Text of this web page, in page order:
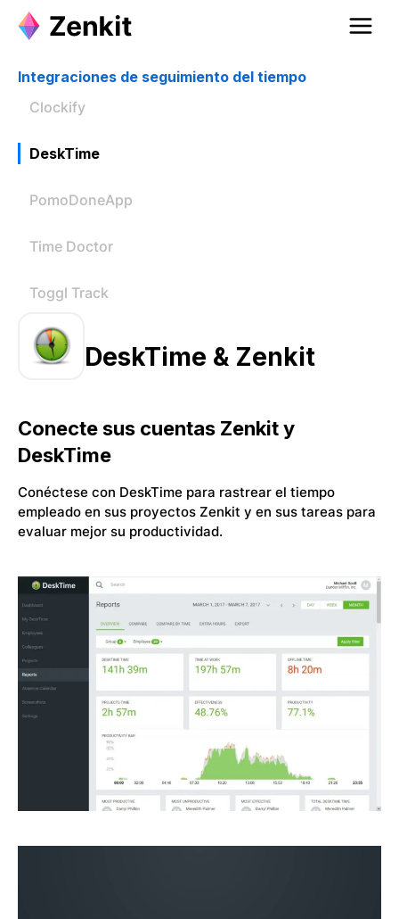
Integraciones de seguimiento del tiempo
Clockify
DeskTime
PomoDoneApp
Time Doctor
Toggl Track
DeskTime & Zenkit
Conecte sus cuentas Zenkit y
DeskTime
Conéctese con DeskTime para rastrear el tiempo
empleado en sus proyectos Zenkit y en sus tareas para
evaluar mejor su productividad.